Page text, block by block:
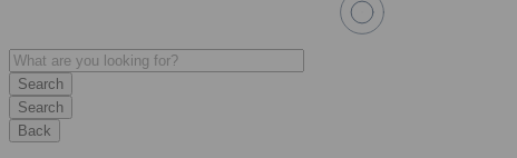
Search
Back